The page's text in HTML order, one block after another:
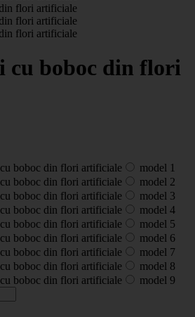
cu boboc din flori
model 1
model 2
model 3
model 4
model 5
model 6
model 7
model 8
model 9